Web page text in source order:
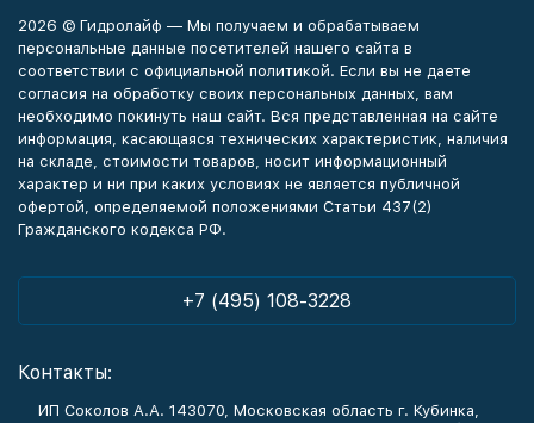
2026 © Гидролайф — Мы получаем и обрабатываем
персональные данные посетителей нашего сайта в
соответствии с официальной политикой. Если вы не даете
согласия на обработку своих персональных данных, вам
необходимо покинуть наш сайт. Вся представленная на сайте
информация, касающаяся технических характеристик, наличия
на складе, стоимости товаров, носит информационный
характер и ни при каких условиях не является публичной
офертой, определяемой положениями Статьи 437(2)
Гражданского кодекса РФ.
+7 (495) 108-3228
Контакты:
ИП Соколов А.А. 143070, Московская область г. Кубинка,